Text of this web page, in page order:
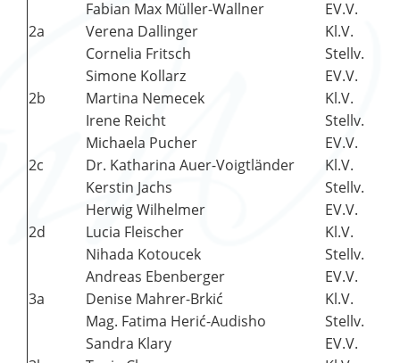
Fabian Max Müller-Wallner
EV.V.
2a
Verena Dallinger
Kl.V.
Cornelia Fritsch
Stellv.
Simone Kollarz
EV.V.
2b
Martina Nemecek
Kl.V.
Irene Reicht
Stellv.
Michaela Pucher
EV.V.
2c
Dr. Katharina Auer-Voigtländer
Kl.V.
Kerstin Jachs
Stellv.
Herwig Wilhelmer
EV.V.
2d
Lucia Fleischer
Kl.V.
Nihada Kotoucek
Stellv.
Andreas Ebenberger
EV.V.
3a
Denise Mahrer-Brkić
Kl.V.
Mag. Fatima Herić-Audisho
Stellv.
Sandra Klary
EV.V.